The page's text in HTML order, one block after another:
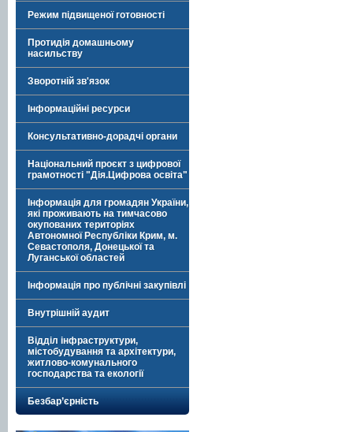
Режим підвищеної готовності
Протидія домашньому
насильству
Зворотній зв'язок
Інформаційні ресурси
Консультативно-дорадчі органи
Національний проєкт з цифрової
грамотності "Дія.Цифрова освіта"
Інформація для громадян України,
які проживають на тимчасово
окупованих територіях
Автономної Республіки Крим, м.
Севастополя, Донецької та
Луганської областей
Інформація про публічні закупівлі
Внутрішній аудит
Відділ інфраструктури,
містобудування та архітектури,
житлово-комунального
господарства та екології
Безбар’єрність